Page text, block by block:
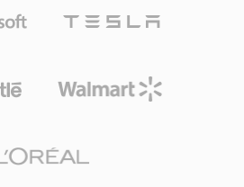
วมถึงบริการสตรีมมิง IPTV และ
ที่เป็นมาตรฐาน และการรองรับ
งกว้างขวางทำให้ TS เหมาะ
อร์ขั้นสูง เช่น streaming hints
download และ adaptive
ตาดาต้า และภาพขนาดย่อแบบ
ตฟอร์มวิดีโอออนไลน์ อุปกรณ์มือ